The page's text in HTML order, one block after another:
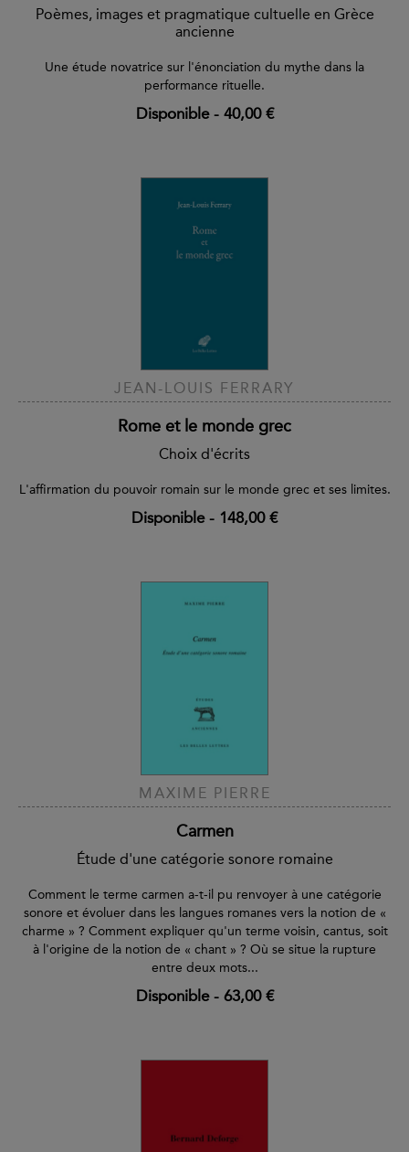
Poèmes, images et pragmatique cultuelle en Grèce
ancienne
Une étude novatrice sur l'énonciation du mythe dans la
performance rituelle.
Disponible- 40,00 €
JEAN-LOUIS FERRARY
Rome et le monde grec
Choix d'écrits
L'affirmation du pouvoir romain sur le monde grec et ses limites.
Disponible- 148,00 €
MAXIME PIERRE
Carmen
Étude d'une catégorie sonore romaine
Comment le terme carmen a-t-il pu renvoyer à une catégorie
sonore et évoluer dans les langues romanes vers la notion de «
charme » ? Comment expliquer qu'un terme voisin, cantus, soit
à l'origine de la notion de « chant » ? Où se situe la rupture
entre deux mots...
Disponible- 63,00 €